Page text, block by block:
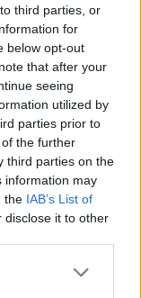
third parties, or
for
below opt-out
that after your
seeing
utilized by
parties prior to
the further
third parties on the
information may
the IAB’s List of
disclose it to other
ως
ευθέως
δικτατορία
ήδη να
μέτωπα)
μορφή
που